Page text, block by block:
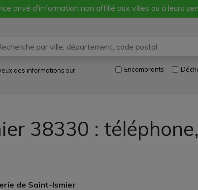
privé d'information non affilié aux villes ou à leurs
des informations sur Encombrants
38330 :
de Saint-Ismier